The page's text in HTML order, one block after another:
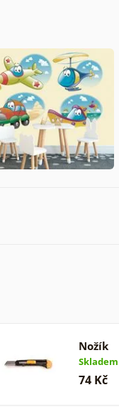
Nožík
Skladem
74 Kč